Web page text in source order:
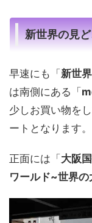
新世界の見
早速にも「新世界
は南側にある「
少しお買い物を
ートとなります。
正面には「大阪
ワールド~世界